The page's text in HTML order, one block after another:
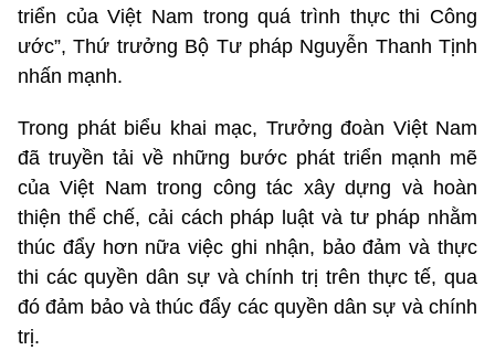
triển của Việt Nam trong quá trình thực thi Công
ước”, Thứ trưởng Bộ Tư pháp Nguyễn Thanh Tịnh
nhấn mạnh.
Trong phát biểu khai mạc, Trưởng đoàn Việt Nam
đã truyền tải về những bước phát triển mạnh mẽ
của Việt Nam trong công tác xây dựng và hoàn
thiện thể chế, cải cách pháp luật và tư pháp nhằm
thúc đẩy hơn nữa việc ghi nhận, bảo đảm và thực
thi các quyền dân sự và chính trị trên thực tế, qua
đó đảm bảo và thúc đẩy các quyền dân sự và chính
trị.